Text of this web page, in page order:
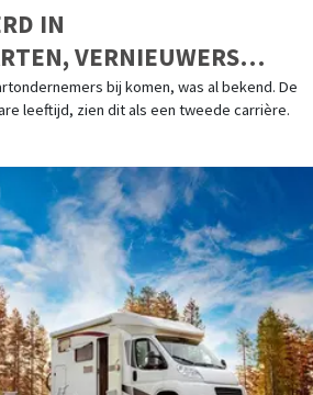
IN
VERNIEUWERS
bij komen, was al bekend. De
leeftijd, zien dit als een tweede carrière.